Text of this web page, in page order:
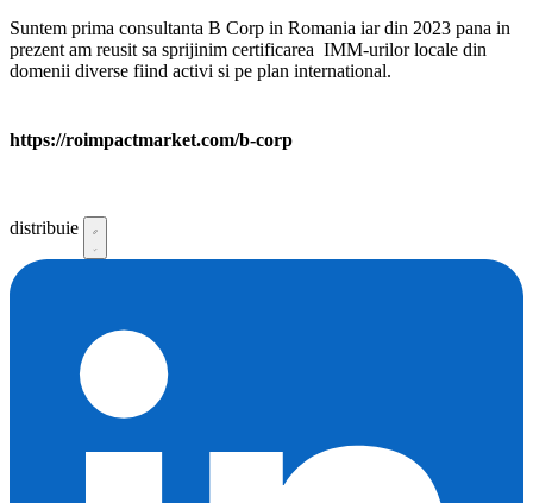
Suntem prima consultanta B Corp in Romania iar din 2023 pana in
prezent am reusit sa sprijinim certificarea IMM-urilor locale din
domenii diverse fiind activi si pe plan international.
https://roimpactmarket.com/b-corp
distribuie